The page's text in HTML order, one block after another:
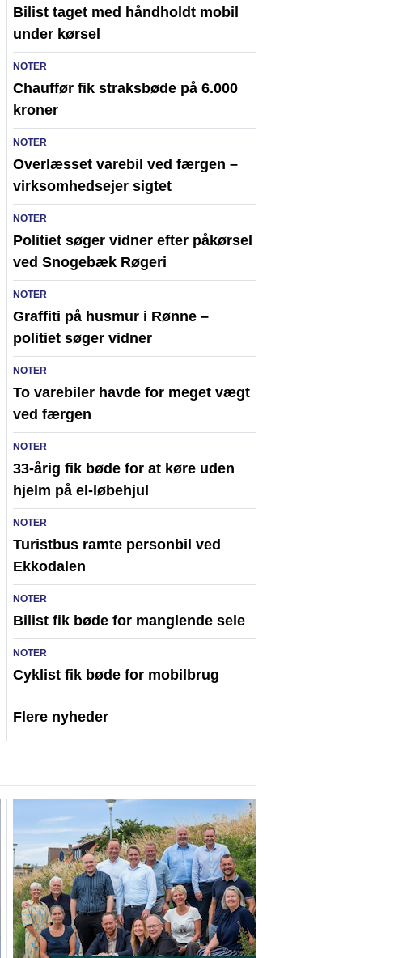
Bilist taget med håndholdt mobil
under kørsel
NOTER
Chauffør fik straksbøde på 6.000
kroner
NOTER
Overlæsset varebil ved færgen –
virksomhedsejer sigtet
NOTER
Politiet søger vidner efter påkørsel
ved Snogebæk Røgeri
NOTER
Graffiti på husmur i Rønne –
politiet søger vidner
NOTER
To varebiler havde for meget vægt
ved færgen
NOTER
33-årig fik bøde for at køre uden
hjelm på el-løbehjul
NOTER
Turistbus ramte personbil ved
Ekkodalen
NOTER
Bilist fik bøde for manglende sele
NOTER
Cyklist fik bøde for mobilbrug
Flere nyheder